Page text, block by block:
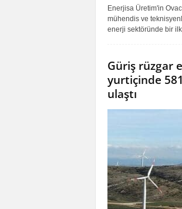
Enerjisa Üretim'in
mühendis ve
enerji sektöründe bir
Güriş rüzgar
yurtiçinde
ulaştı